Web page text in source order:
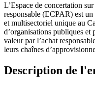
L’Espace de concertation
responsable (ECPAR) est
et multisectoriel unique au
d’organisations publiques
valeur par l’achat
leurs chaînes
Description de